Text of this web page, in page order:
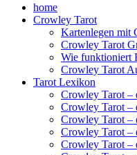
oben
scrollen
home
Crowley Tarot
Kartenlegen mit
Crowley Tarot
Wie funktioniert
Crowley Tarot
Tarot Lexikon
Crowley Tarot –
Crowley Tarot –
Crowley Tarot –
Crowley Tarot –
Crowley Tarot –